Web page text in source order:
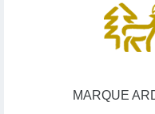
MARQUE